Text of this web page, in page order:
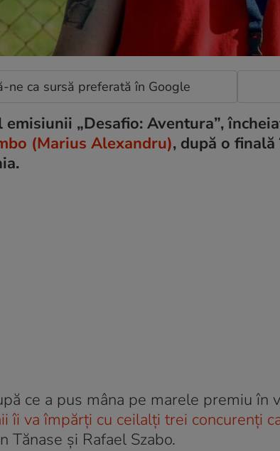
ne ca sursă preferată în Google
emisiunii „Desafio: Aventura”,
(Marius Alexandru), după o
ce a pus mâna pe marele premiu în
îi va împărți cu ceilalți trei concurenți
Tănase și Rafael Szabo.